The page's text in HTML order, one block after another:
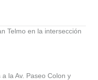
Telmo en la intersección
la Av. Paseo Colon y